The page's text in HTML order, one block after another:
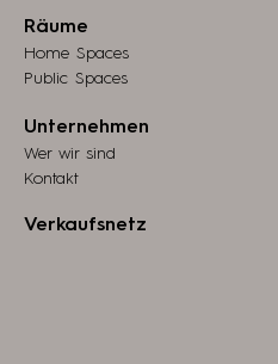
Räume
Home Spaces
Public Spaces
Unternehmen
Wer wir sind
Kontakt
Verkaufsnetz